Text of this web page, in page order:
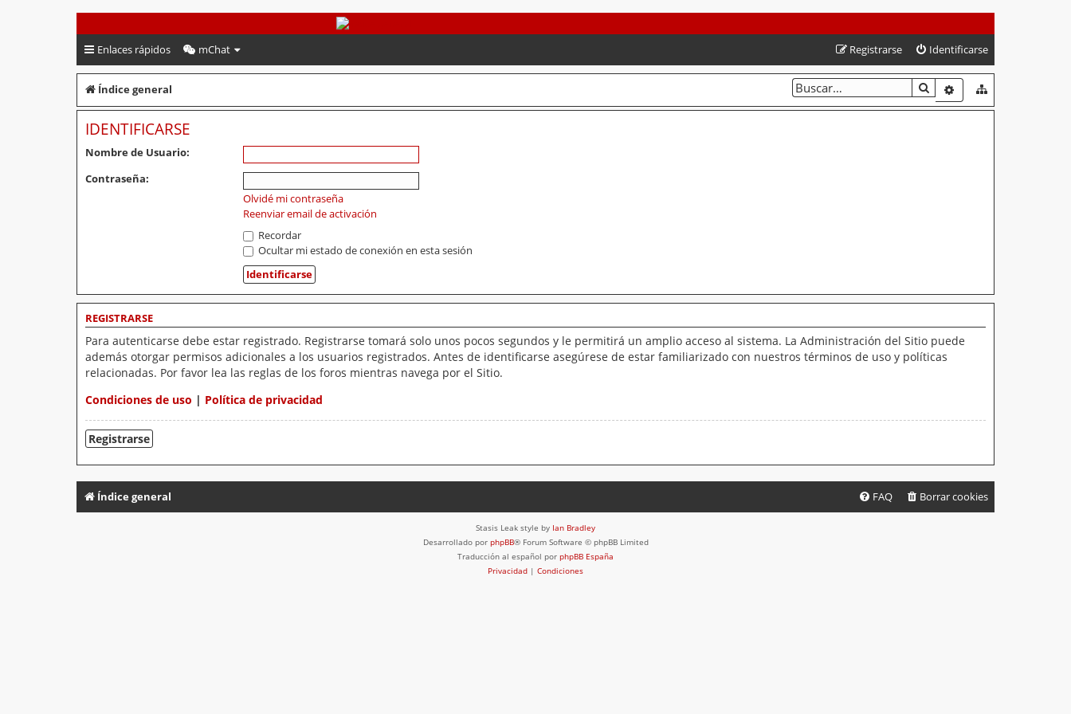
PeruVoley.com
Enlaces rápidos mChat Identificarse
Registrarse
Índice general BUSCARBÚSQUEDA
IDENTIFICARSE
Nombre de Usuario:
Contraseña:
Olvidé mi contraseña
Reenviar email de activación
Recordar
Ocultar mi estado de conexión en esta sesión
REGISTRARSE
Para autenticarse debe estar registrado. Registrarse tomará solo unos pocos segundos y le permitirá un amplio acceso al sistema. La Administración del Sitio puede
además otorgar permisos adicionales a los usuarios registrados. Antes de identificarse asegúrese de estar familiarizado con nuestros términos de uso y políticas
relacionadas. Por favor lea las reglas de los foros mientras navega por el Sitio.
Condiciones de uso | Política de privacidad
Registrarse
Índice general Borrar cookies
FAQ
Stasis Leak style by Ian Bradley
Desarrollado por phpBB® Forum Software © phpBB Limited
Traducción al español por phpBB España
Privacidad | Condiciones